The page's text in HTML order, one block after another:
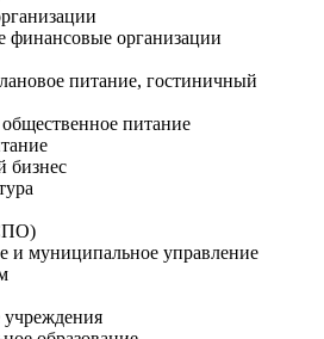
финансовые организации
питание, гостиничный
питание
бизнес
и муниципальное управление